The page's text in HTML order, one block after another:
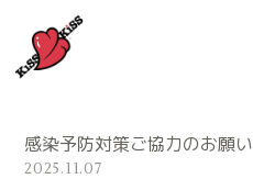
SCHEDULE
感染予防対策ご協力のお願い
2025.11.07